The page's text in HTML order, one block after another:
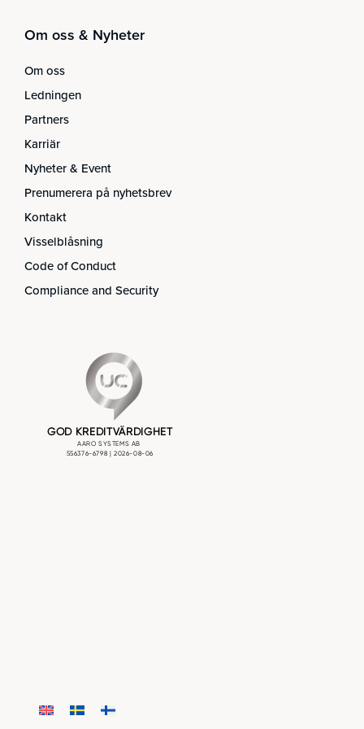
Om oss & Nyheter
Om oss
Ledningen
Partners
Karriär
Nyheter & Event
Prenumerera på nyhetsbrev
Kontakt
Visselblåsning
Code of Conduct
Compliance and Security